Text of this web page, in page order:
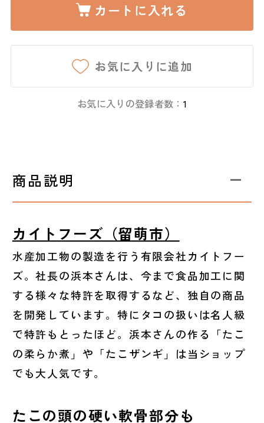
カートに入れる
お気に入りに追加
お気に入りの登録者数： 1
商品説明
カイトフーズ（留萌市）
水産加工物の製造を行う有限会社カイトフー
ズ。社長の浜本さんは、今まで食品加工に関
する様々な特許を取得するなど、独自の商品
を開発しています。特にタコの扱いは名人級
で特許もとったほど。浜本さんの作る「たこ
の柔らか煮」や「たこザンギ」は当ショップ
でも大人気です。
たこの頭の硬い軟骨部分も